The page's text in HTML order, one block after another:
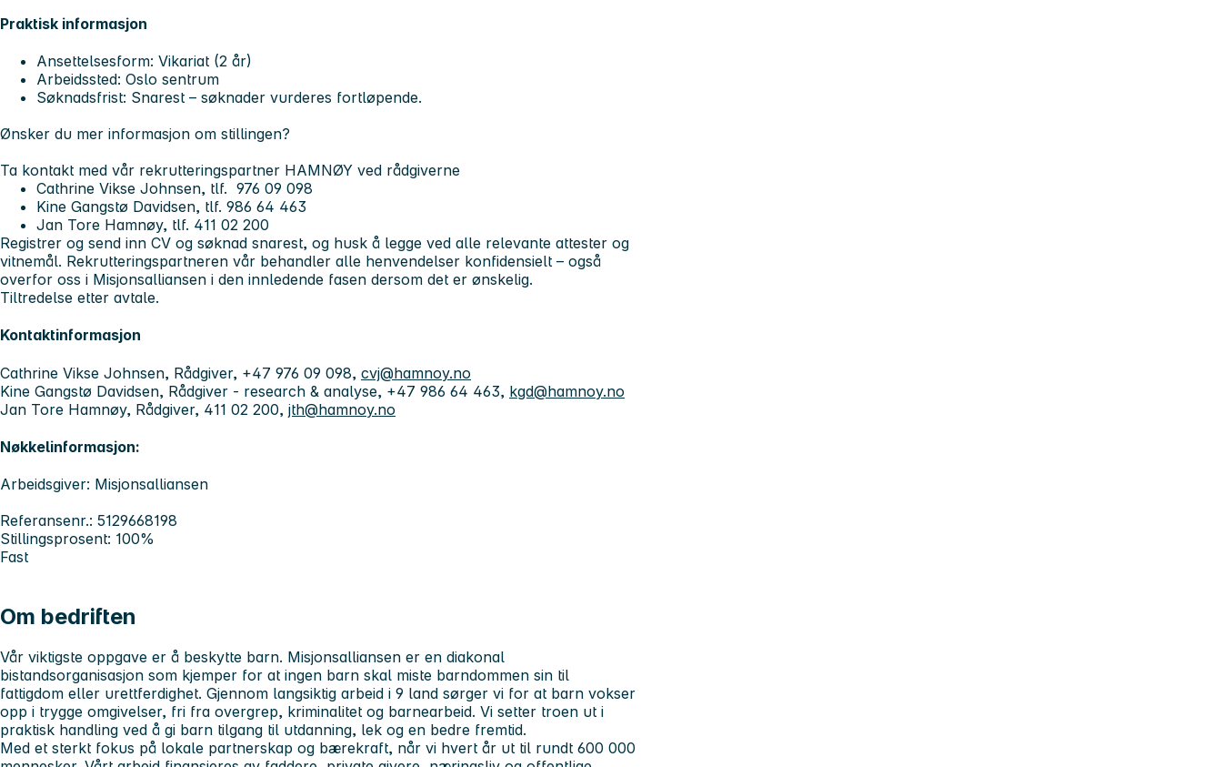
Praktisk informasjon
Ansettelsesform: Vikariat (2 år)
Arbeidssted: Oslo sentrum
Søknadsfrist: Snarest – søknader vurderes fortløpende.
Ønsker du mer informasjon om stillingen?
Ta kontakt med vår rekrutteringspartner HAMNØY ved rådgiverne
Cathrine Vikse Johnsen, tlf. 976 09 098
Kine Gangstø Davidsen, tlf. 986 64 463
Jan Tore Hamnøy, tlf. 411 02 200
Registrer og send inn CV og søknad snarest, og husk å legge ved alle relevante attester og
vitnemål. Rekrutteringspartneren vår behandler alle henvendelser konfidensielt – også
overfor oss i Misjonsalliansen i den innledende fasen dersom det er ønskelig.
Tiltredelse etter avtale.
Kontaktinformasjon
Cathrine Vikse Johnsen, Rådgiver, +47 976 09 098, cvj@hamnoy.no
Kine Gangstø Davidsen, Rådgiver - research & analyse, +47 986 64 463, kgd@hamnoy.no
Jan Tore Hamnøy, Rådgiver, 411 02 200, jth@hamnoy.no
Nøkkelinformasjon:
Arbeidsgiver: Misjonsalliansen
Referansenr.: 5129668198
Stillingsprosent: 100%
Fast
Om bedriften
Vår viktigste oppgave er å beskytte barn. Misjonsalliansen er en diakonal
bistandsorganisasjon som kjemper for at ingen barn skal miste barndommen sin til
fattigdom eller urettferdighet. Gjennom langsiktig arbeid i 9 land sørger vi for at barn vokser
opp i trygge omgivelser, fri fra overgrep, kriminalitet og barnearbeid. Vi setter troen ut i
praktisk handling ved å gi barn tilgang til utdanning, lek og en bedre fremtid.
Med et sterkt fokus på lokale partnerskap og bærekraft, når vi hvert år ut til rundt 600 000